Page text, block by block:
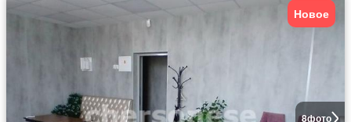
8фото
Новое